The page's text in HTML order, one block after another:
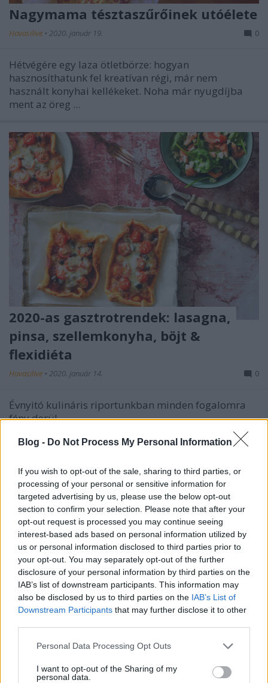
Blog - Do Not Process My Personal Information
If you wish to opt-out of the sale, sharing to third parties, or
processing of your personal or sensitive information for
targeted advertising by us, please use the below opt-out
section to confirm your selection. Please note that after your
opt-out request is processed you may continue seeing
interest-based ads based on personal information utilized by
us or personal information disclosed to third parties prior to
your opt-out. You may separately opt-out of the further
disclosure of your personal information by third parties on the
IAB’s list of downstream participants. This information may
also be disclosed by us to third parties on the IAB’s List of
Downstream Participants that may further disclose it to other
Please note that this website/app uses one or more Google
not limited to your visit or usage behaviour. You may click to
grant or deny consent to Google and its third-party tags to
Personal Data Processing Opt Outs
I want to opt-out of the Sharing of my
personal data.
Nagymama tésztaszűrőinek utóélete
Havasilive • 2020. január 19. 0
Hétvégére egy laza ötletbörze: hogyan
hasznosíthatunk fel kreatívan régi, már nem
használt konyhai kellékeket. Noha már nyugdíjba
ment az öreg ...
2020-as gasztrotrendek: lasagna,
pinsa, szellemkonyha, böjt &
flexidiéta
Havasilive • 2020. január 14. 0
Évnyitó kulináris riportunkban minden fogalomra
fény derül.